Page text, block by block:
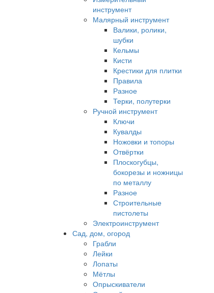
инструмент
Малярный инструмент
Валики, ролики,
шубки
Кельмы
Кисти
Крестики для плитки
Правила
Разное
Терки, полутерки
Ручной инструмент
Ключи
Кувалды
Ножовки и топоры
Отвёртки
Плоскогубцы,
бокорезы и ножницы
по металлу
Разное
Строительные
пистолеты
Электроинструмент
Сад, дом, огород
Грабли
Лейки
Лопаты
Мётлы
Опрыскиватели